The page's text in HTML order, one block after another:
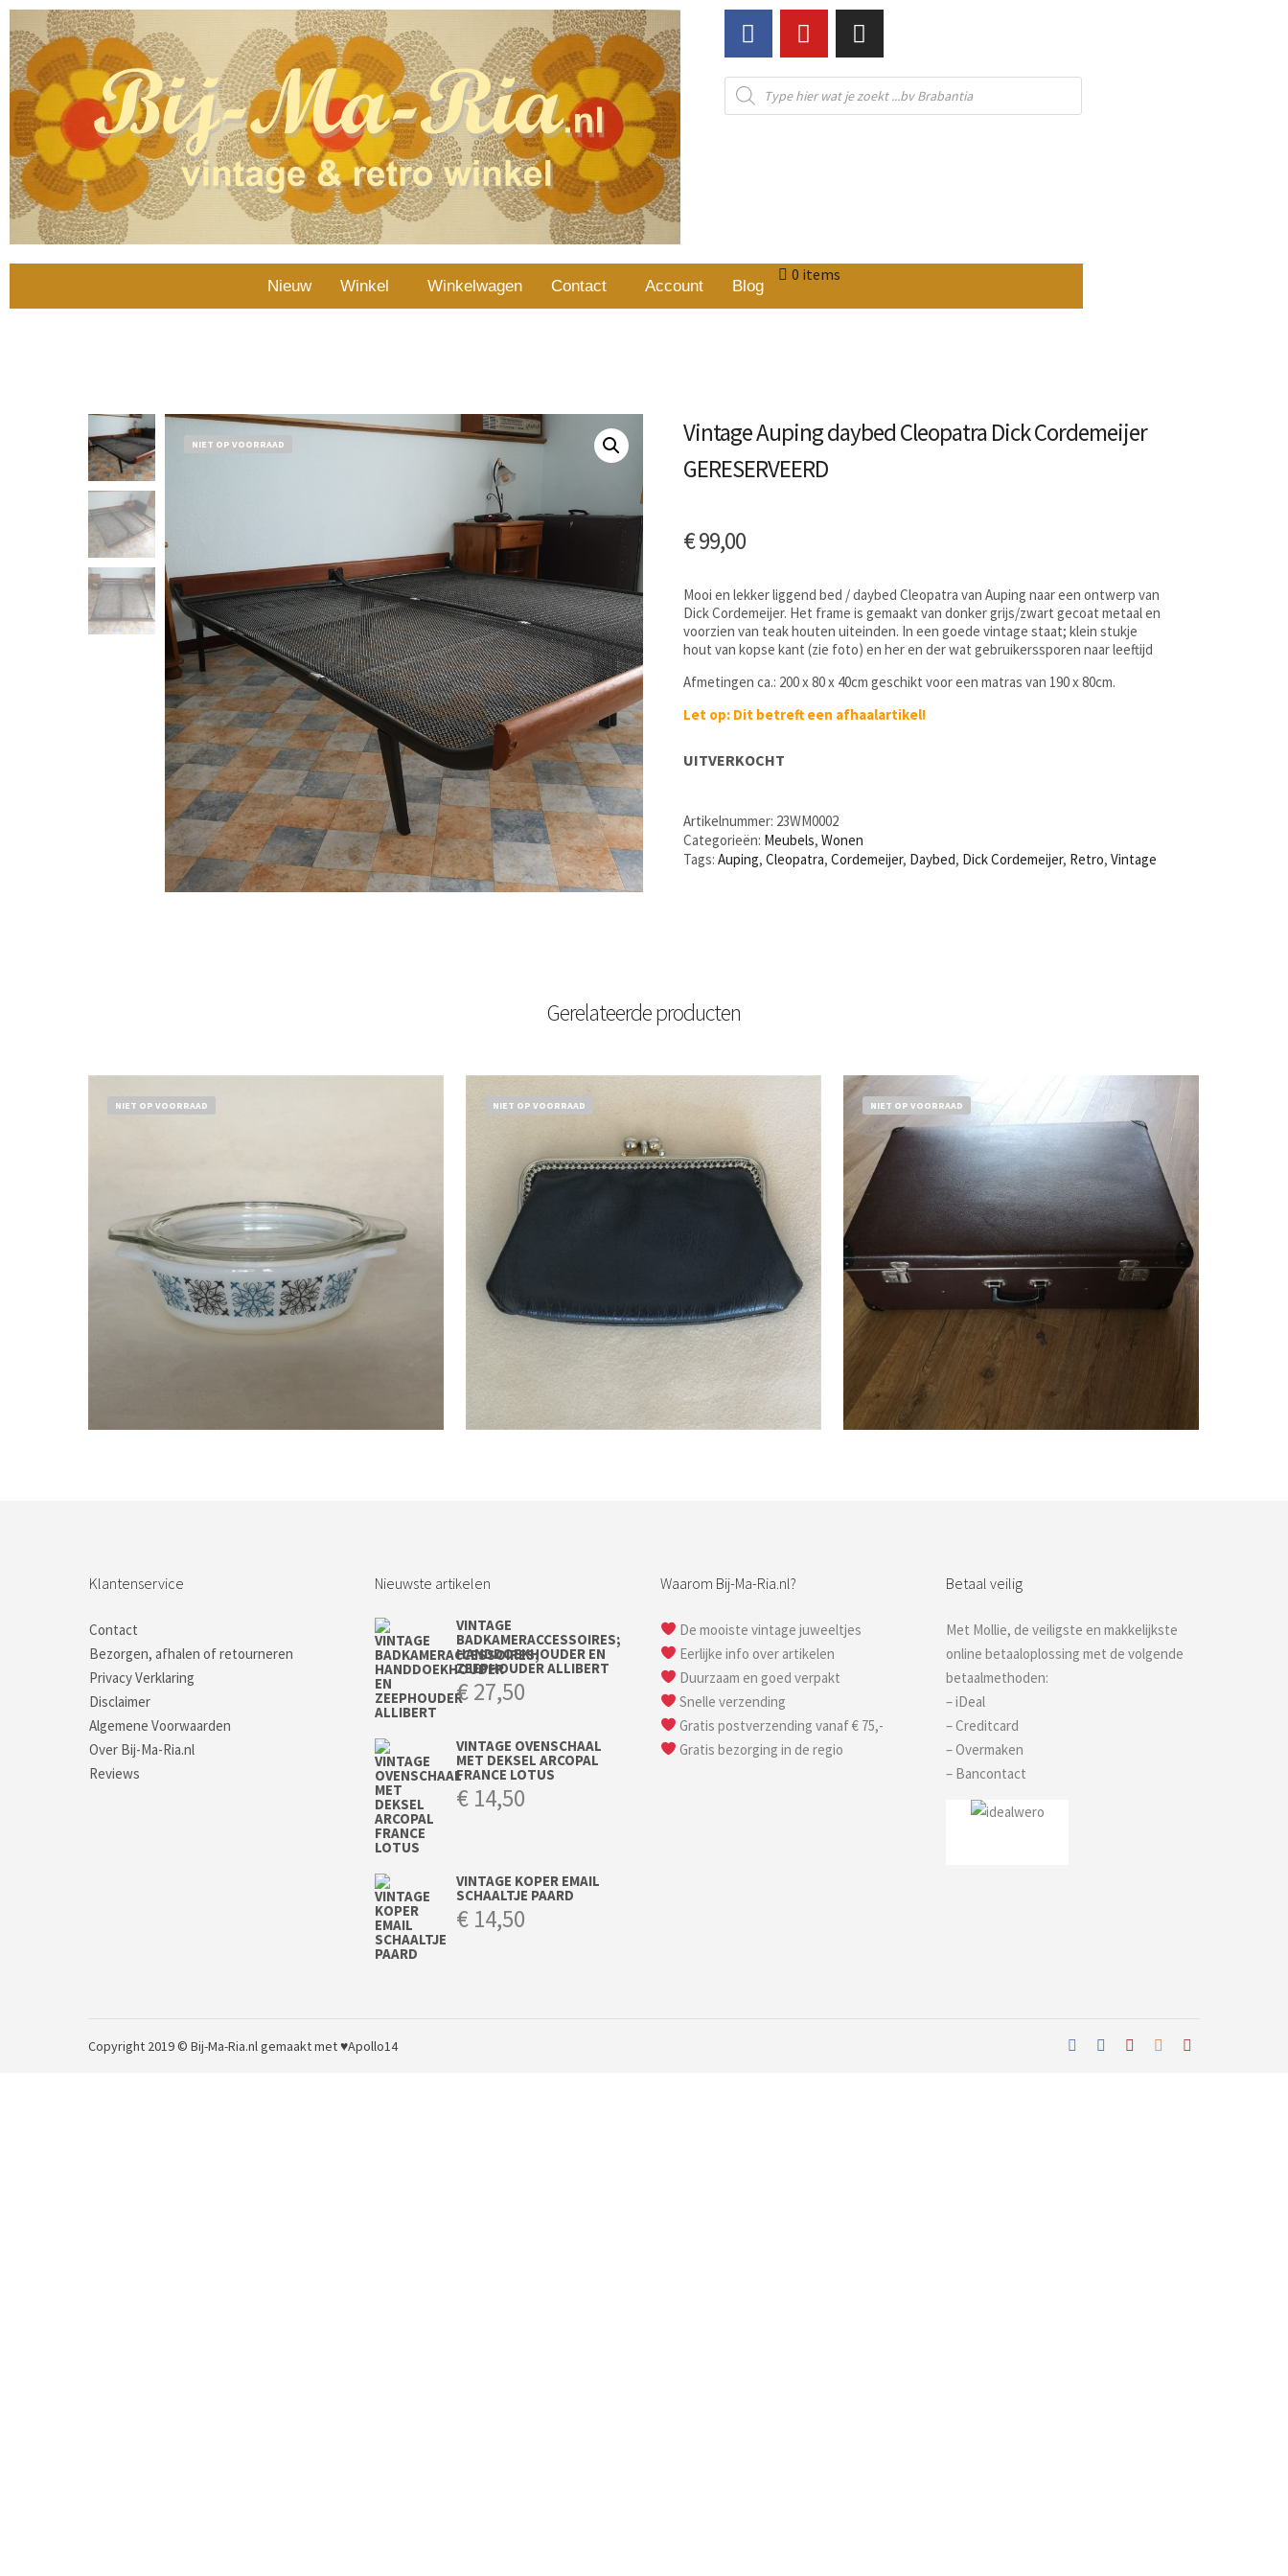
Nieuw Winkel Winkelwagen Contact Account Blog
0 items
NIET OP VOORRAAD
Vintage Auping daybed Cleopatra Dick Cordemeijer
GERESERVEERD
€99,00
Mooi en lekker liggend bed / daybed Cleopatra van Auping naar een ontwerp van
Dick Cordemeijer. Het frame is gemaakt van donker grijs/zwart gecoat metaal en
voorzien van teak houten uiteinden. In een goede vintage staat; klein stukje
hout van kopse kant (zie foto) en her en der wat gebruikerssporen naar leeftijd
Afmetingen ca.: 200 x 80 x 40cm geschikt voor een matras van 190 x 80cm.
Let op: Dit betreft een afhaalartikel!
UITVERKOCHT
Artikelnummer: 23WM0002
Categorieën: Meubels,Wonen
Tags:Auping,Cleopatra,Cordemeijer, Daybed, Dick Cordemeijer, Retro,Vintage
Gerelateerde producten
NIET OP VOORRAAD NIET OP VOORRAAD NIET OP VOORRAAD
€32,50
Klantenservice
Contact
Bezorgen, afhalen of retourneren
Privacy Verklaring
Disclaimer
Algemene Voorwaarden
Over Bij-Ma-Ria.nl
Reviews
Nieuwste artikelen
VINTAGE
BADKAMERACCESSOIRES;
HANDDOEKHOUDER EN
ZEEPHOUDER ALLIBERT
€27,50
VINTAGE OVENSCHAAL
MET DEKSEL ARCOPAL
FRANCE LOTUS
€ 14,50
VINTAGE KOPER EMAIL
SCHAALTJE PAARD
€ 14,50
Waarom Bij-Ma-Ria.nl?
De mooiste vintage juweeltjes
Eerlijke info over artikelen
Duurzaam en goed verpakt
Snelle verzending
Gratis postverzending vanaf € 75,-
Gratis bezorging in de regio
Betaal veilig
Met Mollie, de veiligste en makkelijkste
online betaaloplossing met de volgende
betaalmethoden:
– iDeal
– Creditcard
– Overmaken
– Bancontact
Copyright 2019 © Bij-Ma-Ria.nlgemaakt met ♥Apollo14